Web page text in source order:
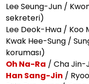
Lee Seung-Jun /
sekreteri)
Lee Deok-Hwa / Koo
Kwak Hee-Sung /
koruması)
Oh Na-Ra / Cha Jin-
Han Sang-Jin /